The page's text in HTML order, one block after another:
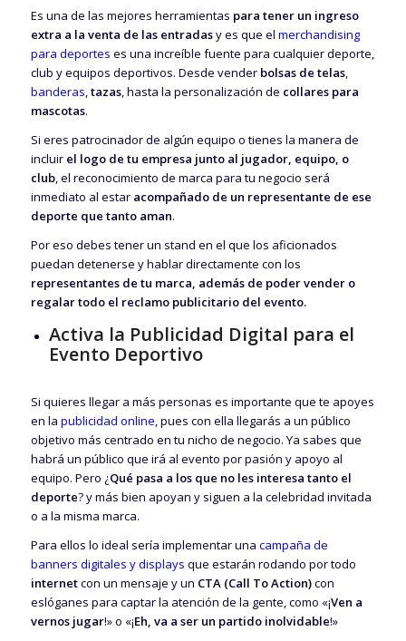
Es una de las mejores herramientas para tener un ingreso
extra a la venta de las entradasy es que el merchandising
para deportes es una increíble fuente para cualquier deporte,
club y equipos deportivos. Desde vender bolsas de telas,
banderas,tazas, hasta la personalización de collares para
mascotas.
Si eres patrocinador de algún equipo o tienes la manera de
incluir el logo de tu empresa junto al jugador, equipo, o
club, el reconocimiento de marca para tu negocio será
inmediato al estar acompañado de un representante de ese
deporte que tanto aman.
Por eso debes tener un stand en el que los aficionados
puedan detenerse y hablar directamente con los
representantes de tu marca, además de poder vender o
regalar todo el reclamo publicitario del evento.
Activa la Publicidad Digital para el
Evento Deportivo
Si quieres llegar a más personas es importante que te apoyes
en la publicidad online, pues con ella llegarás a un público
objetivo más centrado en tu nicho de negocio. Ya sabes que
habrá un público que irá al evento por pasión y apoyo al
equipo. Pero ¿Qué pasa a los que no les interesa tanto el
deporte? y más bien apoyan y siguen a la celebridad invitada
o a la misma marca.
Para ellos lo ideal sería implementar una campaña de
banners digitales y displays que estarán rodando por todo
internetcon un mensaje y un CTA (Call To Action)con
eslóganes para captar la atención de la gente, como «¡Ven a
vernos jugar!» o «¡Eh, va a ser un partido inolvidable!»